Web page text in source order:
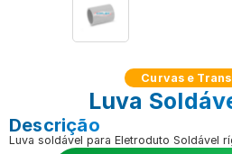
Curvas e
Luva
Descrição
Luva soldável para Eletroduto Soldável